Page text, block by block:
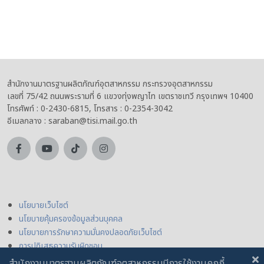
สำนักงานมาตรฐานผลิตภัณฑ์อุตสาหกรรม กระทรวงอุตสาหกรรม
เลขที่ 75/42 ถนนพระรามที่ 6 แขวงทุ่งพญาไท เขตราชเทวี กรุงเทพฯ 10400
โทรศัพท์ : 0-2430-6815, โทรสาร : 0-2354-3042
อีเมลกลาง : saraban@tisi.mail.go.th
นโยบายเว็บไซต์
นโยบายคุ้มครองข้อมูลส่วนบุคคล
นโยบายการรักษาความมั่นคงปลอดภัยเว็บไซต์
การปฏิเสธความรับผิดชอบ